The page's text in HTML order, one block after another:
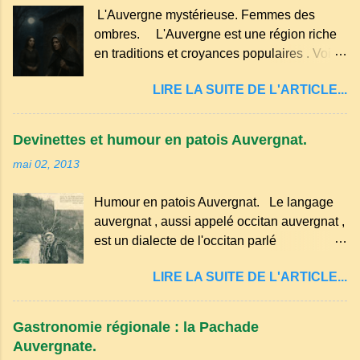
Pas de fioritures ...
sucre un verre de lait, 1 pincée de sel et 30
g de beurre. Commencez par équeuter les
cerises sans les dénoyauter de préférence,
séchez-les sur un torchon.
L'Auvergne mystérieuse. Femmes des
ombres. L'Auvergne est une région riche
en traditions et croyances populaires . Voici
marqué ses campagnes : Superstitions : Le
pain retourné. Quand, à un repas, un des
convives tourne son pain à l’envers, les
voisins se hâtent de planter dans le
aperçoit, il remet le pain sur le bon coté,
mais il doit payer autant de bouteilles de vin
qu’il y a de couteaux ou de fourchettes
d’Ambert). Les quatre chemins. Quand
deux chemins se rencontrent et se coupent,
leur intersection forme un carrefour qui a
LIRE LA SUITE DE L'ARTICLE...
Devinettes et humour en patois Auvergnat.
mai 02, 2013
Humour en patois Auvergnat. Le langage
auvergnat , aussi appelé occitan auvergnat ,
est un dialecte de l'occitan parlé
certaines parties du Massif central . Il
appartient à la famille des langues romanes
et est classé parmi les dialectes du nord-
occitan . Bien que le nombre de locuteurs
LIRE LA SUITE DE L'ARTICLE...
Gastronomie régionale : la Pachade
Auvergnate.